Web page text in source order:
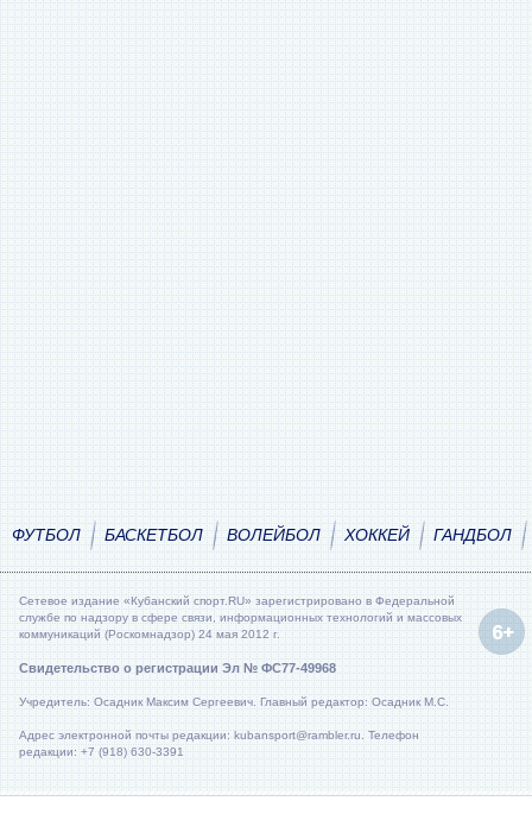
ФУТБОЛ БАСКЕТБОЛ ВОЛЕЙБОЛ ХОККЕЙ ГАНДБОЛ
Сетевое издание «Кубанский спорт.RU» зарегистрировано в Федеральной
службе по надзору в сфере связи, информационных технологий и массовых
коммуникаций (Роскомнадзор) 24 мая 2012 г.
Свидетельство о регистрации Эл № ФС77-49968
Учредитель: Осадник Максим Сергеевич. Главный редактор: Осадник М.С.
Адрес электронной почты редакции: kubansport@rambler.ru. Телефон
редакции: +7 (918) 630-3391